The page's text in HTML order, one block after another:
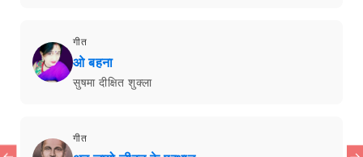
गीत
ओ बहना
सुषमा दीक्षित शुक्ला
गीत